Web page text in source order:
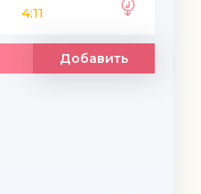
4:11
Добавить